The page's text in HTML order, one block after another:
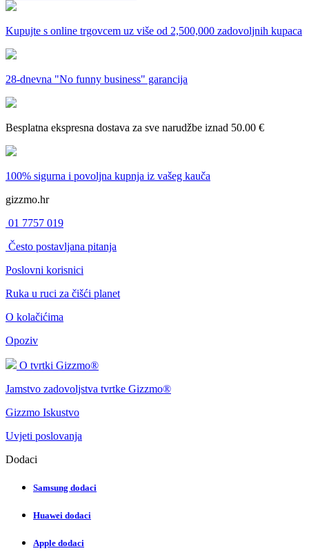
Kupujte s online trgovcem uz više od 2,500,000 zadovoljnih kupaca
28-dnevna "No funny business" garancija
Besplatna ekspresna dostava za sve narudžbe iznad 50.00 €
100% sigurna i povoljna kupnja iz vašeg kauča
gizzmo.hr
01 7757 019
Često postavljana pitanja
Poslovni korisnici
Ruka u ruci za čišći planet
O kolačićima
Opoziv
O tvrtki Gizzmo®
Jamstvo zadovoljstva tvrtke Gizzmo®
Gizzmo Iskustvo
Uvjeti poslovanja
Dodaci
Samsung dodaci
Huawei dodaci
Apple dodaci